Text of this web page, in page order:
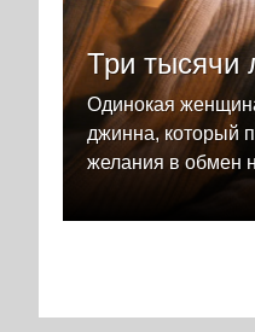
Три тысячи
Одинокая
джинна, который
желания в обмен